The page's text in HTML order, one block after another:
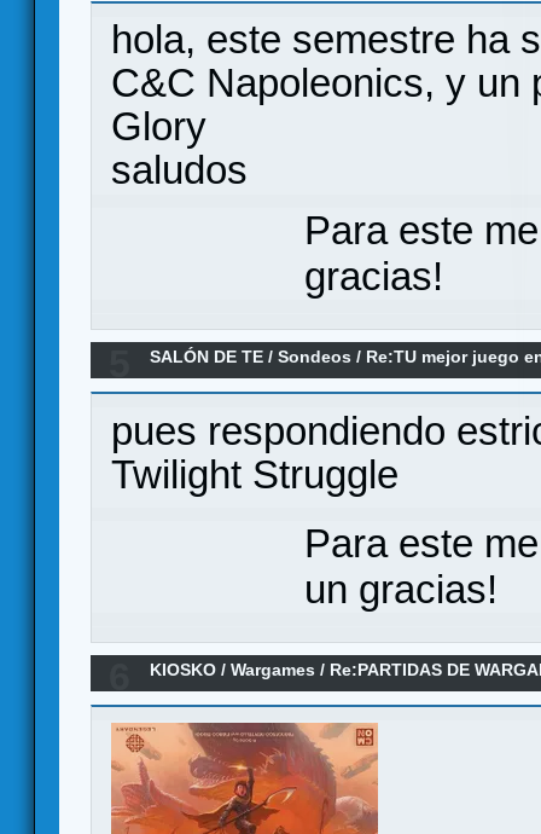
hola, este semestre ha
C&C Napoleonics, y un
Glory
saludos
Para este
gracias!
SALÓN DE TE /Sondeos / Re:TU mejor juego
pues respondiendo
Twilight Struggle
Para este
un gracias!
KIOSKO /Wargames / Re:PARTIDAS DE